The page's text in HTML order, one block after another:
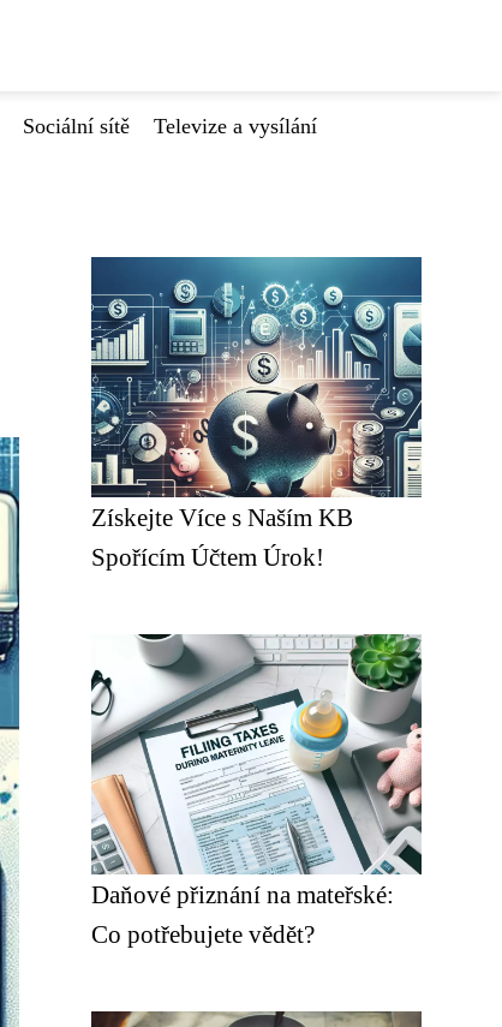
Sociální sítě Televize a vysílání
Získejte Více s Naším KB
Spořícím Účtem Úrok!
Daňové přiznání na mateřské:
Co potřebujete vědět?